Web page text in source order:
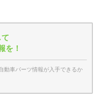
を！
動車パーツ情報が入手できるか